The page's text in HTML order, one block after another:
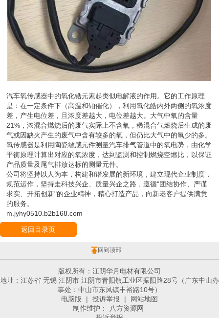
汽车氧传感器中的氧化锆元素起类似电解液的作用。它的工作原理
是：在一定条件下（高温和铂催化），利用氧化皓内外两侧的氧浓度
差，产生电位差，且浓度差越大，电位差越大。大气中氧的含量
21%，浓混合燃烧后的废气实际上不含氧，稀混合气燃烧后生成的废
气或因缺火产生的废气中含有较多的氧，但仍比大气中的氧少的多。
氧传感器是利用陶瓷敏感元件测量汽车排气管道中的氧电势，由化学
平衡原理计算出对应的氧浓度，达到监测和控制燃烧空燃比，以保证
产品质量及尾气排放达标的测量元件。
公司将坚持以人为本，构建和谐发展的新环境，建立现代企业制度，
规范运作，坚持走科技兴企、质量兴企之路，遵循"团结协作、严谨
求实、开拓创新"的企业精神，精心打造产品，向新老客户提供满意
的服务。
m.jyhy0510.b2b168.com
返回目录页
回到顶部
版权所有：江阴华月电材有限公司
地址：江苏省 无锡 江阴市 江阴市青阳镇工业区振阳路28号（广东中山办
事处：中山市东凤镇丰裕路10号）
电脑版
| 投诉举报 |
网站地图
制作维护：
八方资源网